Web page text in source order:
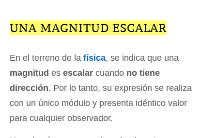
UNA MAGNITUD ESCALAR
En el terreno de la física, se indica que una
magnitud es escalar cuando no tiene
dirección. Por lo tanto, su expresión se realiza
con un único módulo y presenta idéntico valor
para cualquier observador.